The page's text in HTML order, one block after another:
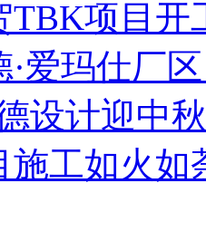
TBK项目开
·爱玛仕厂
设计迎中
施工如火